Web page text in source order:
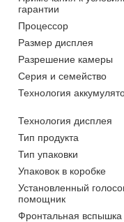
гарантии
Процессор
Размер дисплея
Разрешение камеры
Серия и семейство
Технология
Технология дисплея
Тип продукта
Тип упаковки
Упаковок в коробке
Установленный
помощник
Фронтальная вспышка